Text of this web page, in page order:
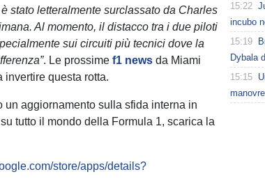
stato letteralmente surclassato da Charles
Al momento, il distacco tra i due piloti
sui circuiti più tecnici dove la
. Le prossimef1 news da Miami
questa rotta.
un aggiornamento sulla sfida interna in
tutto il mondo della Formula 1, scarica la
store/apps/details?
15:22
incubo
15:19
Dybala
15:15